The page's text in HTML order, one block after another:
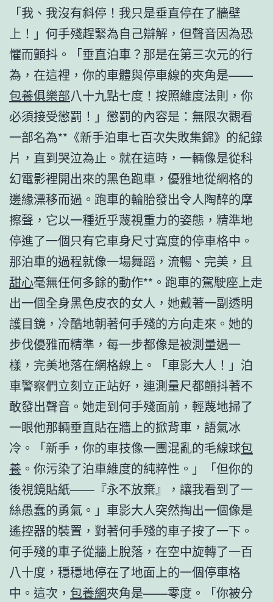
「我、我沒有斜停！我只是垂直停在了牆壁
上！」何手殘趕緊為自己辯解，但聲音因為恐
懼而顫抖。「垂直泊車？那是在第三次元的行
為，在這裡，你的車體與停車線的夾角是——
包養俱樂部八十九點七度！按照維度法則，你
必須接受懲罰！」懲罰的內容是：無限次觀看
一部名為**《新手泊車七百次失敗集錦》的紀錄
片，直到哭泣為止。就在這時，一輛像是從科
幻電影裡開出來的黑色跑車，優雅地從網格的
邊緣漂移而過。跑車的輪胎發出令人陶醉的摩
擦聲，它以一種近乎蔑視重力的姿態，精準地
停進了一個只有它車身尺寸寬度的停車格中。
那泊車的過程就像一場舞蹈，流暢、完美，且
甜心毫無任何多餘的動作**。跑車的駕駛座上走
出一個全身黑色皮衣的女人，她戴著一副透明
護目鏡，冷酷地朝著何手殘的方向走來。她的
步伐優雅而精準，每一步都像是被測量過一
樣，完美地落在網格線上。「車影大人！」泊
車警察們立刻立正站好，連測量尺都顫抖著不
敢發出聲音。她走到何手殘面前，輕蔑地掃了
一眼他那輛垂直貼在牆上的掀背車，語氣冰
冷。「新手，你的車技像一團混亂的毛線球包
養 。你污染了泊車維度的純粹性。」「但你的
後視鏡貼紙——『永不放棄』，讓我看到了一
絲愚蠢的勇氣。」車影大人突然掏出一個像是
遙控器的裝置，對著何手殘的車子按了一下。
何手殘的車子從牆上脫落，在空中旋轉了一百
八十度，穩穩地停在了地面上的一個停車格
中。這次， 包養網夾角是——零度。「你被分